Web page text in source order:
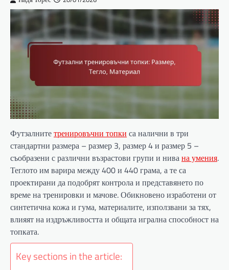
Футзалнитетренировъчни топки са налични в три
стандартни размера – размер 3, размер 4 и размер 5 –
съобразени с различни възрастови групи и нивана умения.
Теглото им варира между 400 и 440 грама, а те са
проектирани да подобрят контрола и представянето по
време на тренировки и мачове. Обикновено изработени от
синтетична кожа и гума, материалите, използвани за тях,
влияят на издръжливостта и общата игрална способност на
топката.
Key sections in the article: